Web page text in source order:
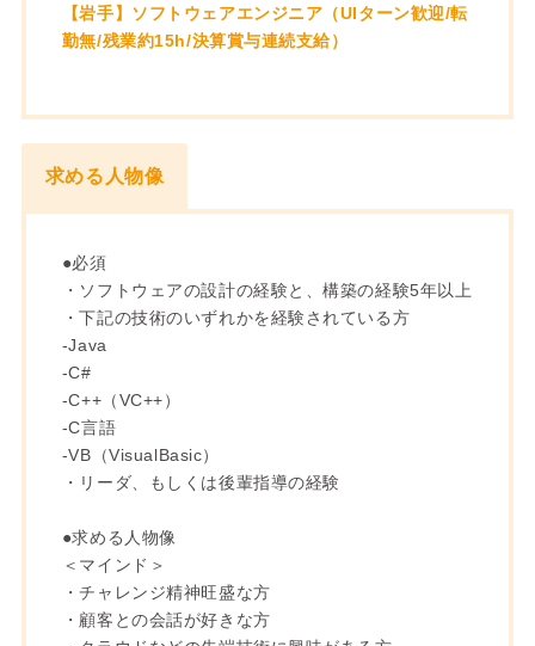
【岩手】ソフトウェアエンジニア（UIターン歓迎/転
勤無/残業約15h/決算賞与連続支給）
求める人物像
●必須
・ソフトウェアの設計の経験と、構築の経験5年以上
・下記の技術のいずれかを経験されている方
-Java
-C#
-C++（VC++）
-C言語
-VB（VisualBasic）
・リーダ、もしくは後輩指導の経験
●求める人物像
＜マインド＞
・チャレンジ精神旺盛な方
・顧客との会話が好きな方